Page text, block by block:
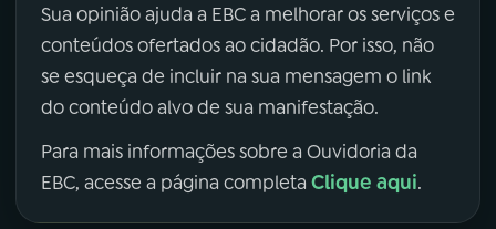
Sua opinião ajuda a EBC a melhorar os serviços e
conteúdos ofertados ao cidadão. Por isso, não
se esqueça de incluir na sua mensagem o link
do conteúdo alvo de sua manifestação.
Para mais informações sobre a Ouvidoria da
EBC, acesse a página completa Clique aqui.